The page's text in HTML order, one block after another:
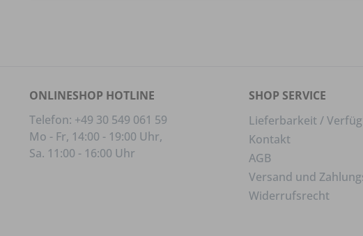
ONLINESHOP HOTLINE
Telefon: +49 30 549 061 59
Mo - Fr, 14:00 - 19:00 Uhr,
Sa. 11:00 - 16:00 Uhr
SHOP SERVICE
Lieferbarkeit /
Kontakt
AGB
Versand und
Widerrufsrecht